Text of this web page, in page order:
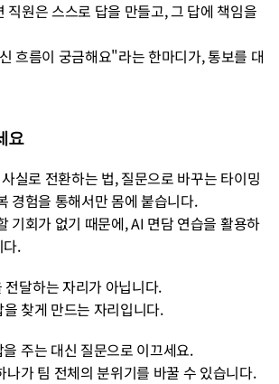
요
, 사실로 전환하는 법, 질문으로 바꾸는 타이밍
복 경험을 통해서만 몸에 붙습니다.
다.
달하는 자리가 아닙니다.
답을 찾게 만드는 자리입니다.
주는 대신 질문으로 이끄세요.
나가 팀 전체의 분위기를 바꿀 수 있습니다.